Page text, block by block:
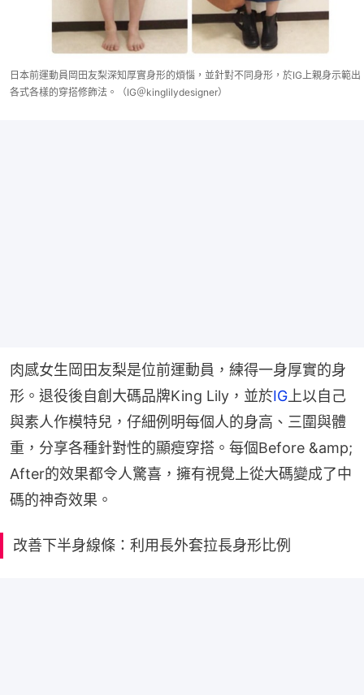
日本前運動員岡田友梨深知厚實身形的煩惱，並針對不同身形，於IG上親身示範出
各式各樣的穿搭修飾法。（IG＠kinglilydesigner）
肉感女生岡田友梨是位前運動員，練得一身厚實的身
形。退役後自創大碼品牌King Lily，並於IG 上以自己
與素人作模特兒，仔細例明每個人的身高、三圍與體
重，分享各種針對性的顯瘦穿搭。每個Before &amp;
After的效果都令人驚喜，擁有視覺上從大碼變成了中
碼的神奇效果。
改善下半身線條：利用長外套拉長身形比例